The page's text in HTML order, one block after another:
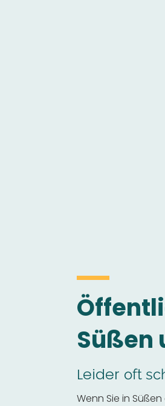
Süßen
Leider oft
Wenn Sie in